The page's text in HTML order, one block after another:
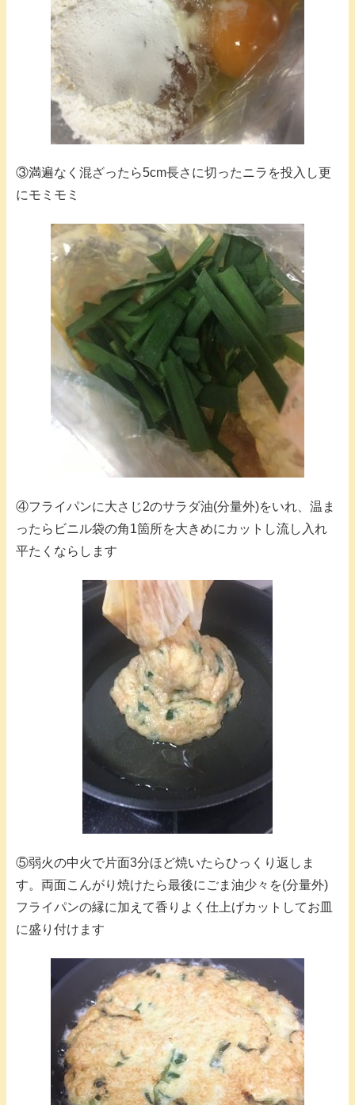
③満遍なく混ざったら5cm長さに切ったニラを投入し更
にモミモミ
④フライパンに大さじ2のサラダ油(分量外)をいれ、温ま
ったらビニル袋の角1箇所を大きめにカットし流し入れ
平たくならします
⑤弱火の中火で片面3分ほど焼いたらひっくり返しま
す。両面こんがり焼けたら最後にごま油少々を(分量外)
フライパンの縁に加えて香りよく仕上げカットしてお皿
に盛り付けます